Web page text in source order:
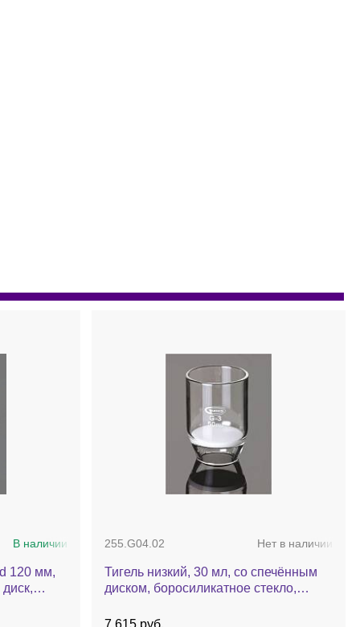
В наличии
120 мм,
255.G04.02 Нет в наличии
Тигель низкий, 30 мл, со спечённым
диском, боросиликатное стекло,
7 615 руб.